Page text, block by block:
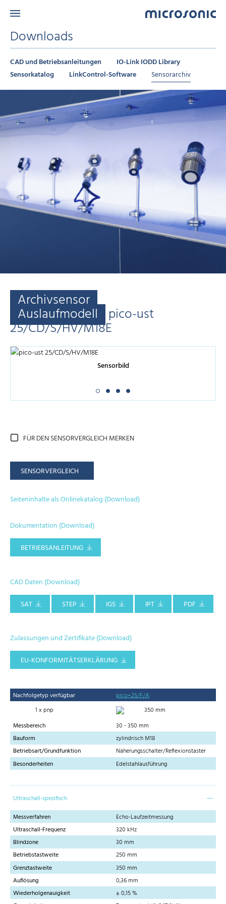
Downloads
CAD und Betriebsanleitungen
IO-Link IODD Library
Sensorkatalog
LinkControl-Software Sensorarchiv
Archivsensor
Auslaufmodell pico-ust
25/CD/S/HV/M18E
Sensorbild
FÜR DEN SENSORVERGLEICH MERKEN
SENSORVERGLEICH
Seiteninhalte als Onlinekatalog (Download)
Dokumentation (Download)
BETRIEBSANLEITUNG
CAD Daten (Download)
SAT
STEP IGS IPT PDF
Zulassungen und Zertifikate (Download)
EU-KONFORMITÄTSERKLÄRUNG
Nachfolgetyp verfügbar
pico+25/F/A
1 x pnp
350 mm
Messbereich
30 - 350 mm
Bauform
zylindrisch M18
Betriebsart/Grundfunktion
Näherungsschalter/Reflexionstaster
Besonderheiten
Edelstahlausführung
Ultraschall-spezifisch
Messverfahren
Echo-Laufzeitmessung
Ultraschall-Frequenz
320 kHz
Blindzone
30 mm
Betriebstastweite
250 mm
Grenztastweite
350 mm
Auflösung
0,36 mm
Wiederholgenauigkeit
± 0,15 %